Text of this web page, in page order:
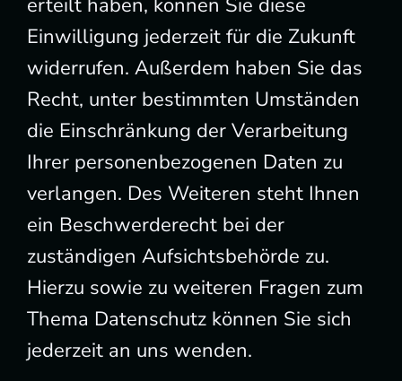
Einwilligung jederzeit für die Zukunft
widerrufen. Außerdem haben Sie das
Recht, unter bestimmten Umständen
die Einschränkung der Verarbeitung
Ihrer personenbezogenen Daten zu
verlangen. Des Weiteren steht Ihnen
ein Beschwerderecht bei der
zuständigen Aufsichtsbehörde zu.
Hierzu sowie zu weiteren Fragen zum
Thema Datenschutz können Sie sich
jederzeit an uns wenden.